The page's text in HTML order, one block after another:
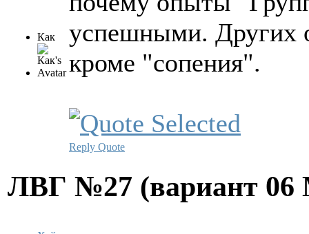
Как
успешными. Других
кроме "сопения".
Reply Quote
ЛВГ №27 (вариант 06